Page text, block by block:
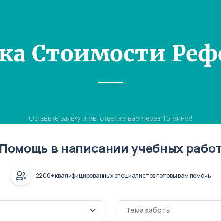
Стоимости
Оставьте заявку и мы ответим вам через 15 минут!
в написании учебных работ
2200+ квалифицированных специалистов готовы вам помочь